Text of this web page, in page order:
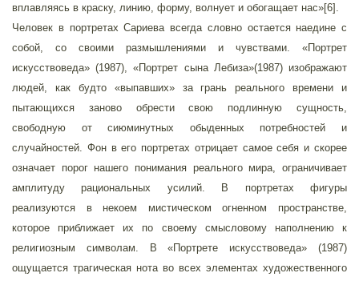
вплавляясь в краску, линию, форму, волнует и обогащает нас»[6].
Человек в портретах Сариева всегда словно остается наедине с
собой, со своими размышлениями и чувствами. «Портрет
искусствоведа» (1987), «Портрет сына Лебиза»(1987) изображают
людей, как будто «выпавших» за грань реального времени и
пытающихся заново обрести свою подлинную сущность,
свободную от сиюминутных обыденных потребностей и
случайностей. Фон в его портретах отрицает самое себя и скорее
означает порог нашего понимания реального мира, ограничивает
амплитуду рациональных усилий. В портретах фигуры
реализуются в некоем мистическом огненном пространстве,
которое приближает их по своему смысловому наполнению к
религиозным символам. В «Портрете искусствоведа» (1987)
ощущается трагическая нота во всех элементах художественного